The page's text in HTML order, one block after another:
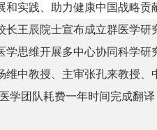
和实践、助力健康中国战略贡
辰院士宣布成立群医学研
思维开展多中心协同科学
中教授、主审张孔来教授
学团队耗费一年时间完成翻